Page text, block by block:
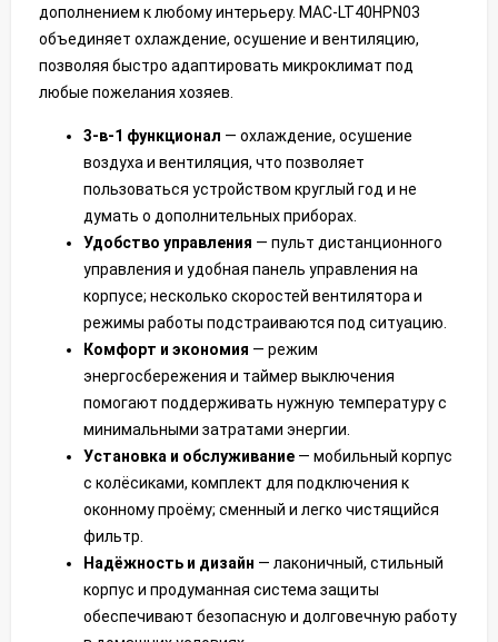
дополнением к любому интерьеру. MAC-LT40HPN03
объединяет охлаждение, осушение и вентиляцию,
позволяя быстро адаптировать микроклимат под
любые пожелания хозяев.
3-в-1 функционал — охлаждение, осушение
воздуха и вентиляция, что позволяет
пользоваться устройством круглый год и не
думать о дополнительных приборах.
Удобство управления — пульт дистанционного
управления и удобная панель управления на
корпусе; несколько скоростей вентилятора и
режимы работы подстраиваются под ситуацию.
Комфорт и экономия — режим
энергосбережения и таймер выключения
помогают поддерживать нужную температуру с
минимальными затратами энергии.
Установка и обслуживание — мобильный корпус
с колёсиками, комплект для подключения к
оконному проёму; сменный и легко чистящийся
фильтр.
Надёжность и дизайн — лаконичный, стильный
корпус и продуманная система защиты
обеспечивают безопасную и долговечную работу